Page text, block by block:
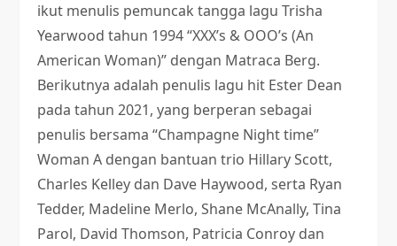
ikut menulis pemuncak tangga lagu Trisha
Yearwood tahun 1994 “XXX’s & OOO’s (An
American Woman)” dengan Matraca Berg.
Berikutnya adalah penulis lagu hit Ester Dean
pada tahun 2021, yang berperan sebagai
penulis bersama “Champagne Night time”
Woman A dengan bantuan trio Hillary Scott,
Charles Kelley dan Dave Haywood, serta Ryan
Tedder, Madeline Merlo, Shane McAnally, Tina
Parol, David Thomson, Patricia Conroy dan